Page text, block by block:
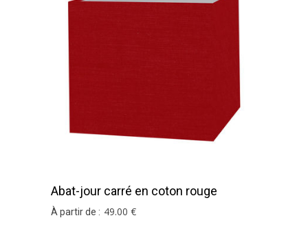
Abat-jour carré en coton rouge
À partir de : 49.00 €